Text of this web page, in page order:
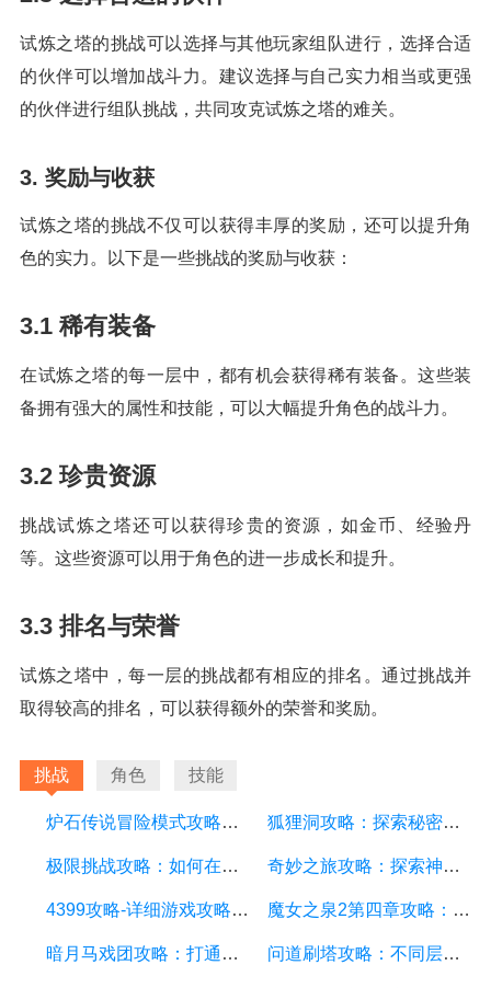
试炼之塔的挑战可以选择与其他玩家组队进行，选择合适
的伙伴可以增加战斗力。建议选择与自己实力相当或更强
的伙伴进行组队挑战，共同攻克试炼之塔的难关。
3. 奖励与收获
试炼之塔的挑战不仅可以获得丰厚的奖励，还可以提升角
色的实力。以下是一些挑战的奖励与收获：
3.1 稀有装备
在试炼之塔的每一层中，都有机会获得稀有装备。这些装
备拥有强大的属性和技能，可以大幅提升角色的战斗力。
3.2 珍贵资源
挑战试炼之塔还可以获得珍贵的资源，如金币、经验丹
等。这些资源可以用于角色的进一步成长和提升。
3.3 排名与荣誉
试炼之塔中，每一层的挑战都有相应的排名。通过挑战并
取得较高的排名，可以获得额外的荣誉和奖励。
挑战 角色 技能
炉石传说冒险模式攻略：探索无尽的冒险之旅 狐狸洞攻略：探索秘密与挑战的游戏世界
极限挑战攻略：如何在游戏中取得极限胜利 奇妙之旅攻略：探索神秘世界的必备指南
4399攻略-详细游戏攻略方面的描述 魔女之泉2第四章攻略：探索新世界的冒险之旅
暗月马戏团攻略：打通所有游戏关卡的秘诀 问道刷塔攻略：不同层数的挑战技巧和注意事项